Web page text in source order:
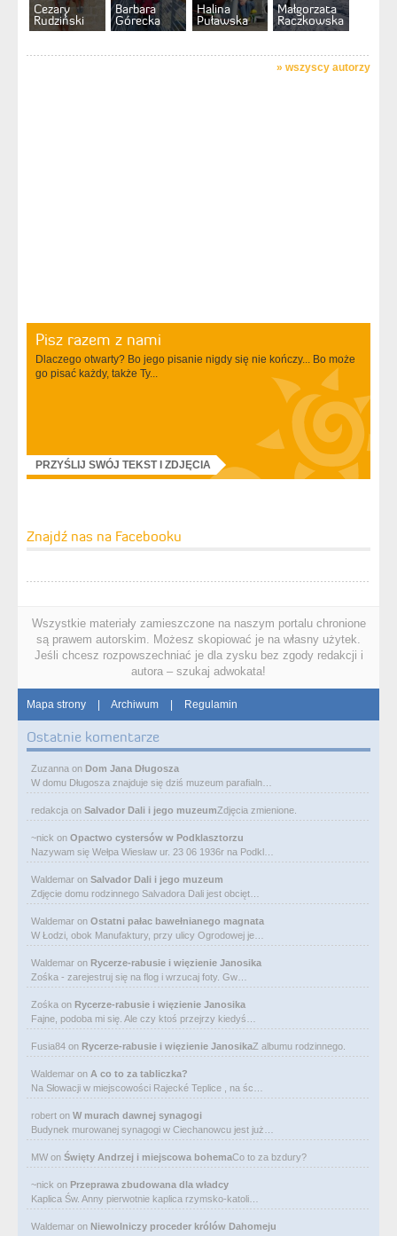
Cezary
Rudziński
Barbara
Górecka
Halina
Puławska
Małgorzata
Raczkowska
» wszyscy autorzy
Pisz razem z nami
Dlaczego otwarty? Bo jego pisanie nigdy się nie kończy... Bo może
go pisać każdy, także Ty...
PRZYŚLIJ SWÓJ TEKST I ZDJĘCIA
Znajdź nas na Facebooku
Wszystkie materiały zamieszczone na naszym portalu chronione
są prawem autorskim. Możesz skopiować je na własny użytek.
Jeśli chcesz rozpowszechniać je dla zysku bez zgody redakcji i
autora – szukaj adwokata!
Mapa strony | Archiwum | Regulamin
Ostatnie komentarze
Zuzanna on Dom Jana Długosza
W domu Długosza znajduje się dziś muzeum parafialn…
redakcja on Salvador Dali i jego muzeumZdjęcia zmienione.
~nick on Opactwo cystersów w Podklasztorzu
Nazywam się Wełpa Wiesław ur. 23 06 1936r na Podkl…
Waldemar on Salvador Dali i jego muzeum
Zdjęcie domu rodzinnego Salvadora Dali jest obcięt…
Waldemar on Ostatni pałac bawełnianego magnata
W Łodzi, obok Manufaktury, przy ulicy Ogrodowej je…
Waldemar on Rycerze-rabusie i więzienie Janosika
Zośka - zarejestruj się na flog i wrzucaj foty. Gw…
Zośka on Rycerze-rabusie i więzienie Janosika
Fajne, podoba mi się. Ale czy ktoś przejrzy kiedyś…
Fusia84 on Rycerze-rabusie i więzienie JanosikaZ albumu rodzinnego.
Waldemar on A co to za tabliczka?
Na Słowacji w miejscowości Rajecké Teplice , na śc…
robert on W murach dawnej synagogi
Budynek murowanej synagogi w Ciechanowcu jest już…
MW on Święty Andrzej i miejscowa bohemaCo to za bzdury?
~nick on Przeprawa zbudowana dla władcy
Kaplica Św. Anny pierwotnie kaplica rzymsko-katoli…
Waldemar on Niewolniczy proceder królów Dahomeju